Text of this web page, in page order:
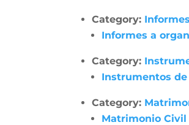
Category:
Informes a
Category:
Instrumentos
Category:
Matrimonio Civil